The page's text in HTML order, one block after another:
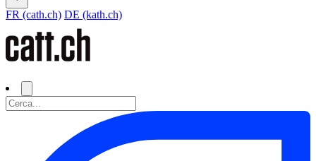
FR (cath.ch) DE (kath.ch)